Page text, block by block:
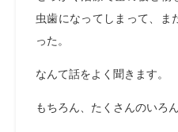
虫歯になってしまって、ま
った。
なんて話をよく聞きます。
もちろん、たくさんのいろ